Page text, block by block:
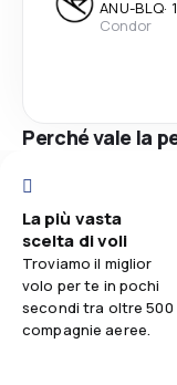
ANU-BLQ·
Condor
Perché vale la
La più vasta
scelta di voli
Troviamo il miglior
volo per te in pochi
secondi tra oltre 500
compagnie aeree.